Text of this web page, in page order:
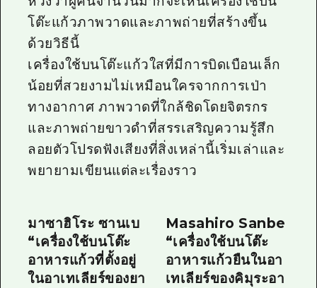
โต๊ะแก้วภาพวาดและภาพถ่ายที่สร้างขึ้น
ด้วยวิธีนี้
เครื่องใช้บนโต๊ะแก้วใสที่มีการบิดเบือนเล็ก
น้อยที่สวยงามไม่เหมือนใครจากการเป่า
ทางอากาศ ภาพวาดที่ใกล้ชิดโดยจิตรกร
และภาพถ่ายขาวดำที่สรรเสริญความรู้สึก
ลอยตัวโปรดฟังเสียงที่สิ่งเหล่านี้เริ่มเล่าและ
พยายามเขียนแต่ละเรื่องราว
มาซาฮิโระ ซานเบ
“เครื่องใช้บนโต๊ะ
อาหารแก้วที่ตั้งอยู่
ในอาเทเลียร์ของยา
Masahiro Sanbe
“เครื่องใช้บนโต๊ะ
อาหารแก้วยืนในอา
เทเลียร์ของคิมุระอา